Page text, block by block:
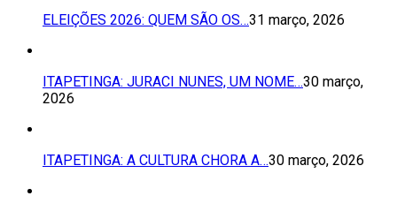
ELEIÇÕES 2026: QUEM SÃO OS…31 março, 2026
ITAPETINGA: JURACI NUNES, UM NOME…30 março,
2026
ITAPETINGA: A CULTURA CHORA A…30 março, 2026